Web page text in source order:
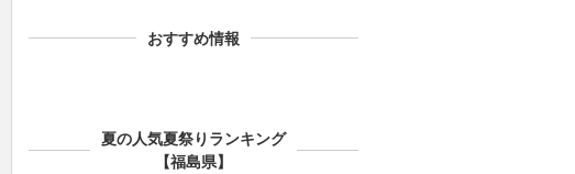
おすすめ情報
夏の人気夏祭りランキング
【福島県】